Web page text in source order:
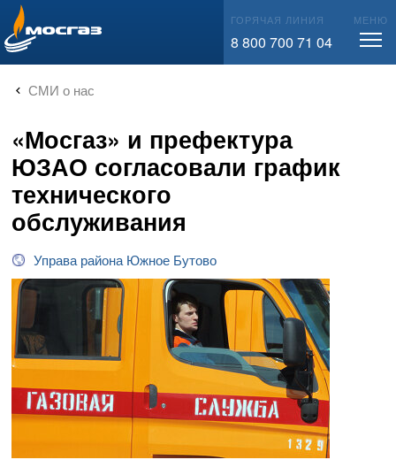
info@mos-gaz.ru ГОРЯЧАЯ ЛИНИЯ
8 800 700 71 04
МЕНЮ
СМИ о нас
«Мосгаз» и префектура
ЮЗАО согласовали график
технического
обслуживания
Управа района Южное Бутово